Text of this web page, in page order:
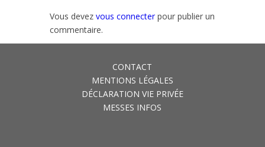
Vous devez vous connecterpour publier un
commentaire.
CONTACT
MENTIONS LÉGALES
DÉCLARATION VIE PRIVÉE
MESSES INFOS